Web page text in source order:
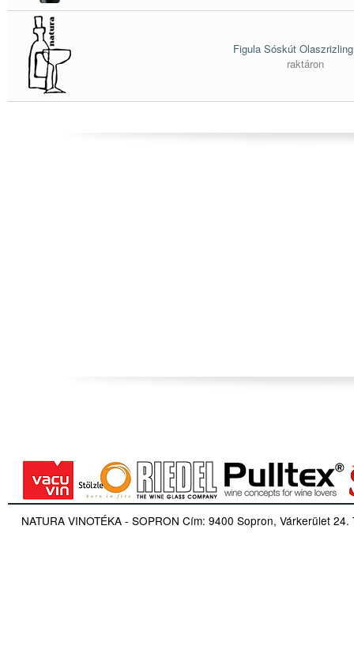
Figula Sóskút
raktáron
NATURA VINOTÉKA - SOPRON Cím: 9400 Sopron, Várkerület